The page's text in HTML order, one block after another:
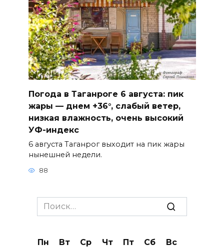
Погода в Таганроге 6 августа: пик
жары — днем +36°, слабый ветер,
низкая влажность, очень высокий
УФ-индекс
6 августа Таганрог выходит на пик жары
нынешней недели.
88
Search
for:
Пн Вт Ср Чт Пт Сб
Вс